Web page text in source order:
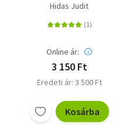
Hidas Judit
Online ár:
3 150 Ft
Eredeti ár: 3 500 Ft
Kosárba